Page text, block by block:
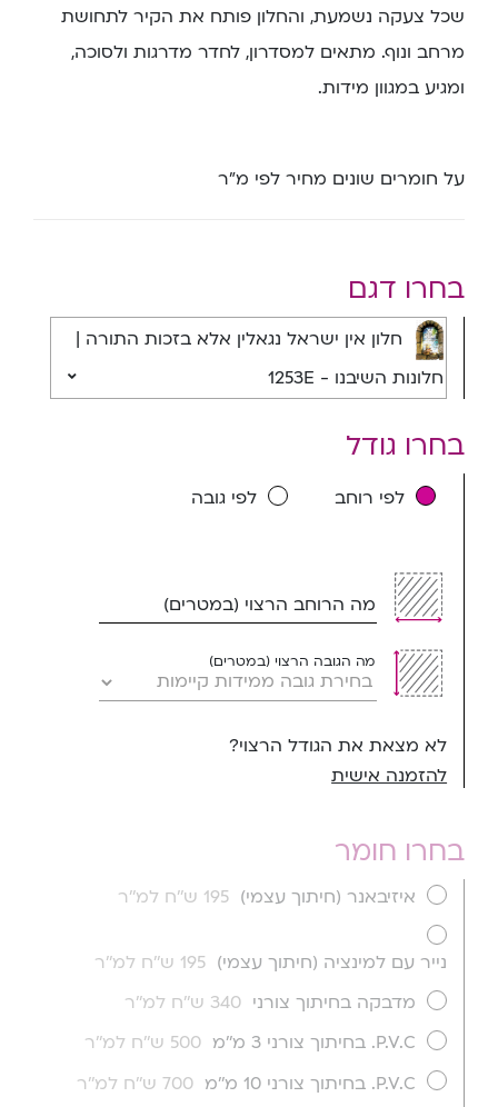
שכל צעקה נשמעת, והחלון פותח את הקיר לתחושת
מרחב ונוף. מתאים למסדרון, לחדר מדרגות ולסוכה,
ומגיע במגוון מידות.
על חומרים שונים מחיר לפי מ”ר
בחרו דגם
חלון אין ישראל נגאלין אלא בזכות התורה |
חלונות השיבנו - 1253E
בחרו גודל
לפי רוחב לפי גובה
מה הרוחב הרצוי (במטרים)
מה הגובה הרצוי (במטרים)
לא מצאת את הגודל הרצוי?
להזמנה אישית
בחרו חומר
איזיבאנר (חיתוך עצמי) 195 ש''ח למ''ר
נייר עם למינציה (חיתוך עצמי) 195 ש''ח למ''ר
מדבקה בחיתוך צורני 340 ש''ח למ''ר
P.V.C. בחיתוך צורני 3 מ''מ
500 ש''ח למ''ר
P.V.C. בחיתוך צורני 10 מ''מ
700 ש''ח למ''ר